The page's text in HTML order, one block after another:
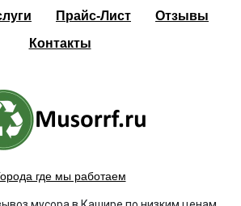
Прайс-Лист
Отзывы
Контакты
где мы работаем